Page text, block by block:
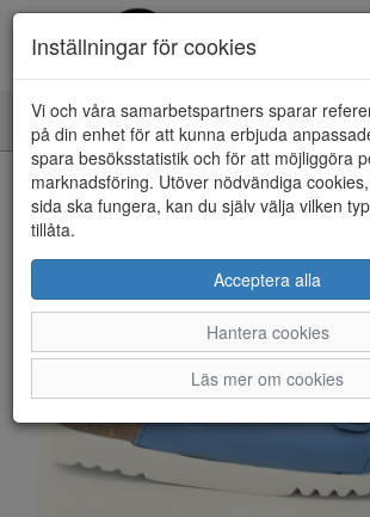
Toggle
navigation
HEM
Inställningar för cookies
Vi och våra samarbetspartners sparar
på din enhet för att kunna erbjuda
spara besöksstatistik och för att möjliggöra
marknadsföring. Utöver nödvändiga
sida ska fungera, kan du själv välja vilken
tillåta.
Acceptera alla
Hantera cookies
Läs mer om cookies